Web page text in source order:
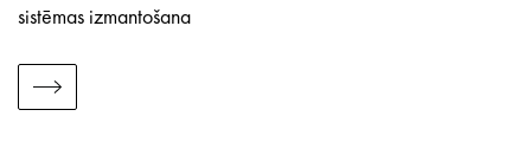
sistēmas izmantošana